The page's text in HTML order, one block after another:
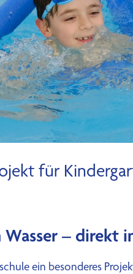
für
Wasser –
ein besonderes